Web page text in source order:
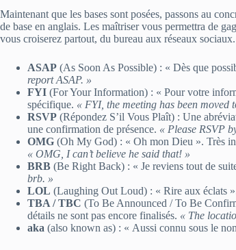
Maintenant que les bases sont posées, passons au
de base en anglais. Les maîtriser vous permettra de
vous croiserez partout, du bureau aux réseaux sociaux.
ASAP (As Soon As Possible) : « Dès que
report ASAP. »
FYI (For Your Information) : « Pour votre
spécifique. « FYI, the meeting has been moved
RSVP (Répondez S’il Vous Plaît) : Une
une confirmation de présence. « Please RSVP
OMG (Oh My God) : « Oh mon Dieu ». Très
« OMG, I can’t believe he said that! »
BRB (Be Right Back) : « Je reviens tout de
brb. »
LOL (Laughing Out Loud) : « Rire aux éclats
TBA / TBC (To Be Announced / To Be
détails ne sont pas encore finalisés. « The
aka (also known as) : « Aussi connu sous le